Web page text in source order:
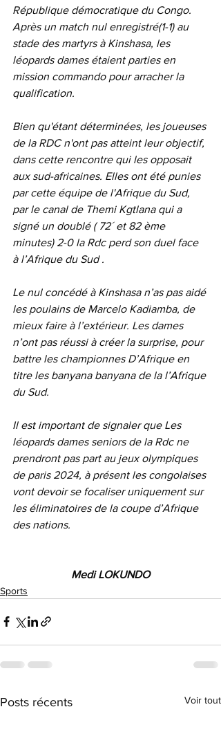
République démocratique du Congo.
Après un match nul enregistré(1-1) au
stade des martyrs à Kinshasa, les
léopards dames étaient parties en
mission commando pour arracher la
qualification.
Bien qu'étant déterminées, les joueuses
de la RDC n'ont pas atteint leur objectif,
dans cette rencontre qui les opposait
aux sud-africaines. Elles ont été punies
par cette équipe de l'Afrique du Sud,
par le canal de Themi Kgtlana qui a
signé un doublé ( 72´ et 82 ème
minutes) 2-0 la Rdc perd son duel face
à l’Afrique du Sud .
Le nul concédé à Kinshasa n’as pas aidé
les poulains de Marcelo Kadiamba, de
mieux faire à l’extérieur. Les dames
n’ont pas réussi à créer la surprise, pour
battre les championnes D’Afrique en
titre les banyana banyana de la l’Afrique
du Sud.
Il est important de signaler que Les
léopards dames seniors de la Rdc ne
prendront pas part au jeux olympiques
de paris 2024, à présent les congolaises
vont devoir se focaliser uniquement sur
les éliminatoires de la coupe d’Afrique
des nations.
Medi LOKUNDO
Sports
Posts récents Voir tout